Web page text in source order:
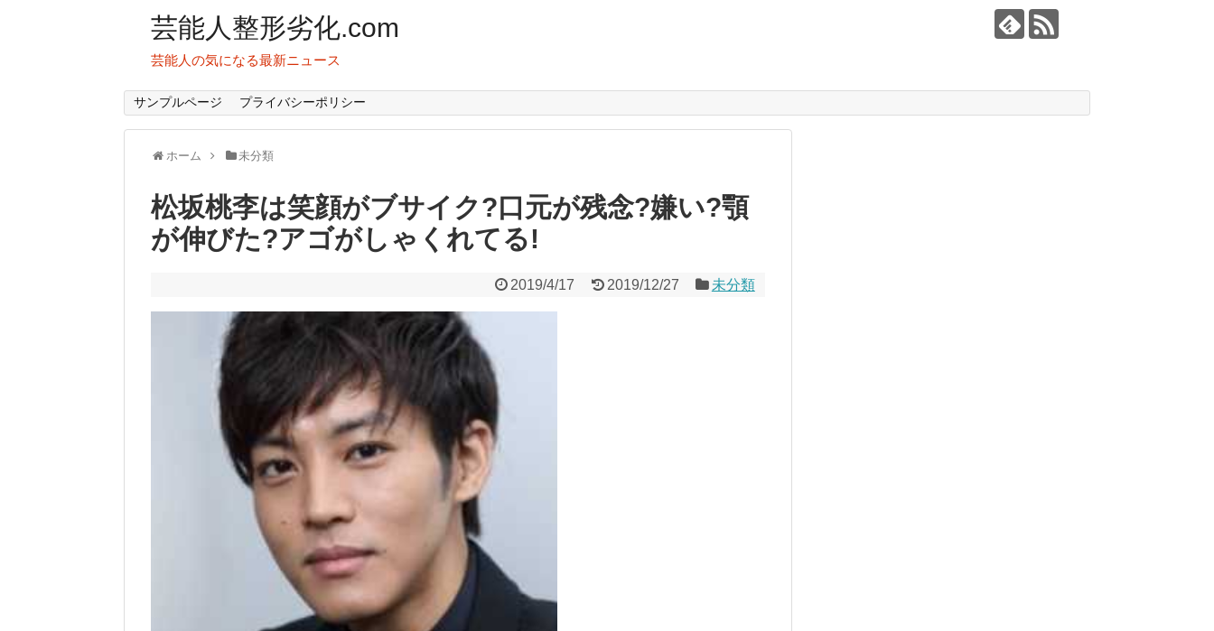
芸能人整形劣化.com
芸能人の気になる最新ニュース
サンプルページ プライバシーポリシー
ホーム 未分類
松坂桃李は笑顔がブサイク?口元が残念?嫌い?顎
が伸びた?アゴがしゃくれてる!
2019/4/17 2019/12/27 未分類